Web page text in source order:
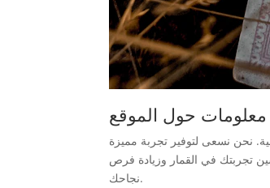
معلومات حول الموقع
نحن نسعى لتوفير تجربة مميزة
تجربتك في القمار وزيادة فرص
نجاحك.